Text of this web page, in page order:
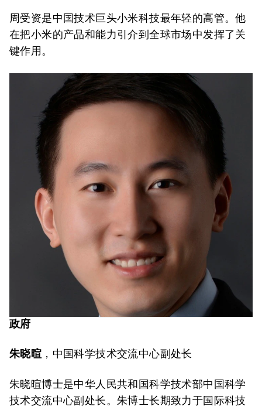
周受资是中国技术巨头小米科技最年轻的高管。他
在把小米的产品和能力引介到全球市场中发挥了关
键作用。
政府
朱晓暄 ，中国科学技术交流中心副处长
朱晓暄博士是中华人民共和国科学技术部中国科学
技术交流中心副处长。朱博士长期致力于国际科技